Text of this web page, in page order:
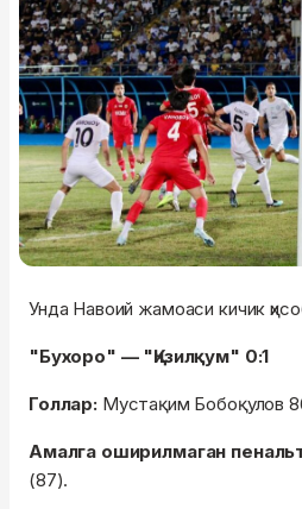
Унда Навоий жамоаси кичик
"Бухоро" — "Қизилқум" 0:1
Голлар:Мустақим Бобоқулов
Амалга оширилмаган
(87).